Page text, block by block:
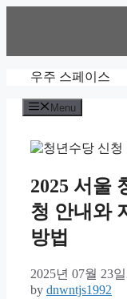
우주 스페이스
Menu
2025 서울
청 안내와
방법
2025년 07월 23일
by dnwntjs1992